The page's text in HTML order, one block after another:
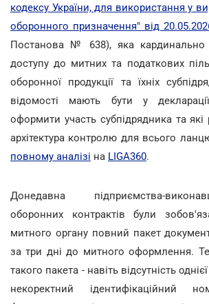
кодексу України, для використання у
оборонного призначення" від
Постанова № 638), яка кардинально
доступу до митних та податкових
оборонної продукції та їхніх
відомості мають бути у
оформити участь субпідрядника та
архітектура контролю для всього
повному аналізі на LIGA360.
Донедавна підприємства-
оборонних контрактів були
митного органу повний пакет
за три дні до митного оформлення.
такого пакета - навіть відсутність
некоректний ідентифікаційний